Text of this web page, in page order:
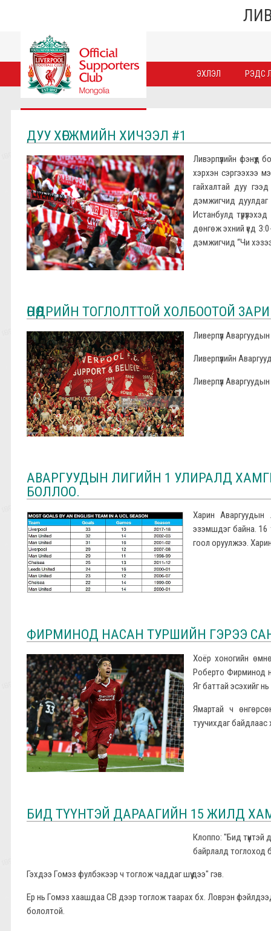
ЭХЛЭЛ РЭДС
ДУУ ХӨГЖМИЙН ХИЧЭЭЛ #1
Ливэрпүүлийн
хэрхэн сэргээхээ
гайхалтай дуу
дэмжигчид дуулдаг
Истанбулд
дөнгөж эхний үед
дэмжигчид “Чи хэзээ
ӨНӨӨДРИЙН ТОГЛОЛТТОЙ ХОЛБООТОЙ
Ливерпүүл
Ливерпүүлийн
Ливерпүүл
АВАРГУУДЫН ЛИГИЙН 1 УЛИРАЛД
БОЛЛОО.
Харин
эзэмшдэг байна. 16
гоол оруулжээ.
ФИРМИНОД НАСАН ТУРШИЙН ГЭРЭЭ
Хоёр хоногийн
Роберто Фирминод
Яг баттай эсэхийг
Ямартай ч
туучихдаг байдлаас
БИД ТҮҮНТЭЙ ДАРААГИЙН 15 ЖИЛД
Клоппо: "Бид
байрлалд тоглоход
Гэхдээ Гомэз фулбэкээр ч тоглож чаддаг шүү дээ" гэв.
Ер нь Гомэз хаашдаа СВ дээр тоглож таарах бх. Ловрэн фэйлдээд,
бололтой.